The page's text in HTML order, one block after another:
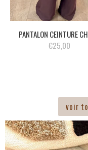
PANTALON CEINTURE
€25,00
voir